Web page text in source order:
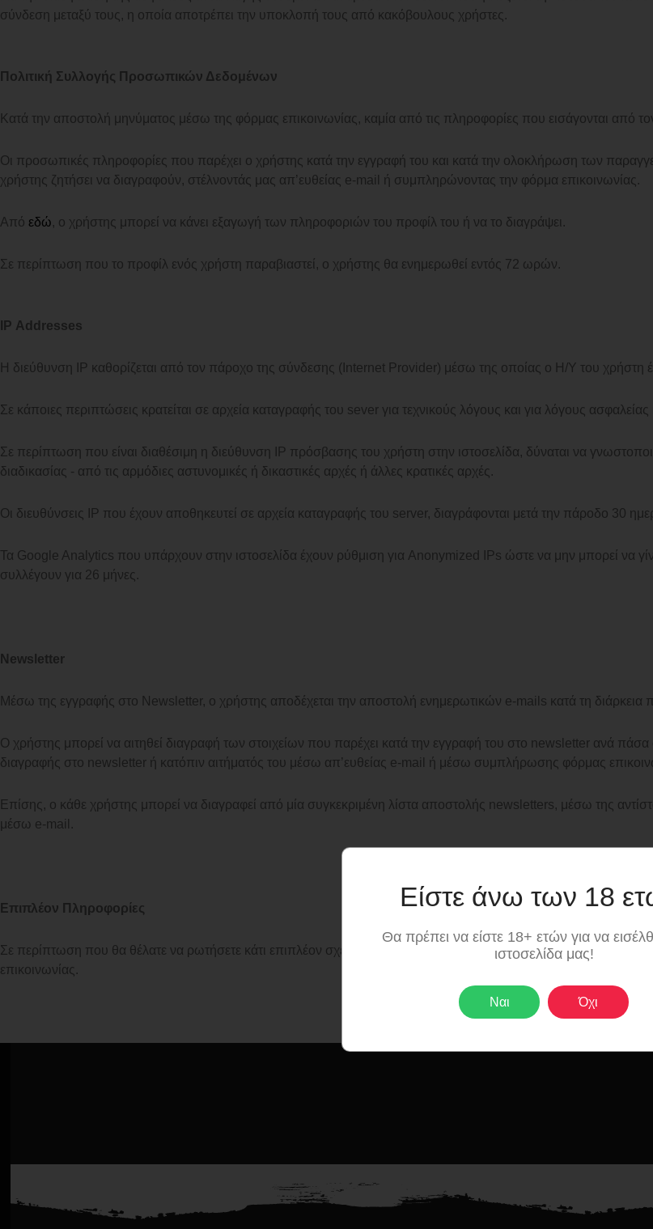
σύνδεση μεταξύ τους, η οποία αποτρέπει την υποκλοπή τους από κακόβουλους χρήστες.
Πολιτική Συλλογής Προσωπικών Δεδομένων
Κατά την αποστολή μηνύματος μέσω της φόρμας επικοινωνίας, καμία από τις πληροφορίες που εισάγονται από
Οι προσωπικές πληροφορίες που παρέχει ο χρήστης κατά την εγγραφή του και κατά την ολοκλήρωση των
χρήστης ζητήσει να διαγραφούν, στέλνοντάς μας απ’ευθείας e-mail ή συμπληρώνοντας την φόρμα επικοινωνίας.
Από εδώ, ο χρήστης μπορεί να κάνει εξαγωγή των πληροφοριών του προφίλ του ή να το διαγράψει.
Σε περίπτωση που το προφίλ ενός χρήστη παραβιαστεί, ο χρήστης θα ενημερωθεί εντός 72 ωρών.
IP Addresses
H διεύθυνση IP καθορίζεται από τον πάροχο της σύνδεσης (Internet Provider) μέσω της οποίας ο Η/Υ του χρήστη
Σε κάποιες περιπτώσεις κρατείται σε αρχεία καταγραφής του sever για τεχνικούς λόγους και για λόγους
Σε περίπτωση που είναι διαθέσιμη η διεύθυνση IP πρόσβασης του χρήστη στην ιστοσελίδα, δύναται να
διαδικασίας - από τις αρμόδιες αστυνομικές ή δικαστικές αρχές ή άλλες κρατικές αρχές.
Οι διευθύνσεις IP που έχουν αποθηκευτεί σε αρχεία καταγραφής του server, διαγράφονται μετά την πάροδο 30
Τα Google Analytics που υπάρχουν στην ιστοσελίδα έχουν ρύθμιση για Anonymized IPs ώστε να μην μπορεί να
συλλέγουν για 26 μήνες.
Newsletter
Μέσω της εγγραφής στο Newsletter, ο χρήστης αποδέχεται την αποστολή ενημερωτικών e-mails κατά τη διάρκεια
Ο χρήστης μπορεί να αιτηθεί διαγραφή των στοιχείων που παρέχει κατά την εγγραφή του στο newsletter ανά
διαγραφής στο newsletter ή κατόπιν αιτήματός του μέσω απ’ευθείας e-mail ή μέσω συμπλήρωσης φόρμας
Επίσης, ο κάθε χρήστης μπορεί να διαγραφεί από μία συγκεκριμένη λίστα αποστολής newsletters, μέσω της
μέσω e-mail.
Επιπλέον Πληροφορίες
Σε περίπτωση που θα θέλατε να ρωτήσετε κάτι επιπλέον σχετικά με την πολιτική απορρήτου της ιστοσελίδας,
επικοινωνίας.
Είστε άνω των 18
Θα πρέπει να είστε 18+ ετών για να
ιστοσελίδα μας!
Ναι Όχι